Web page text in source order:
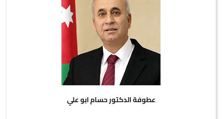
عطوفة الدكتور حسام ابو علي